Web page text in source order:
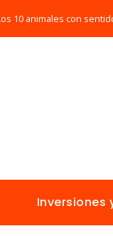
Inversiones